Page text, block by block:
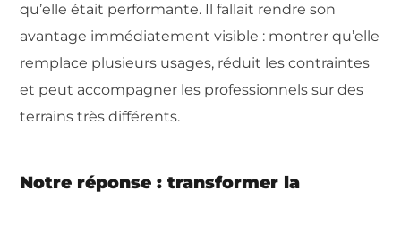
qu’elle était performante. Il fallait rendre son
avantage immédiatement visible : montrer qu’elle
remplace plusieurs usages, réduit les contraintes
et peut accompagner les professionnels sur des
terrains très différents.
Notre réponse : transformer la